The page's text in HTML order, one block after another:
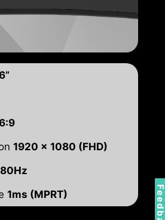
1920 x 1080 (FHD)
1ms (MPRT)